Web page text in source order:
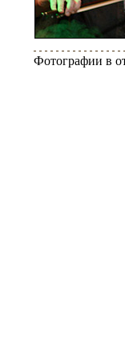
Фотографии в